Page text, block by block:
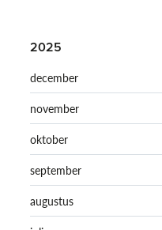
2025
december
november
oktober
september
augustus